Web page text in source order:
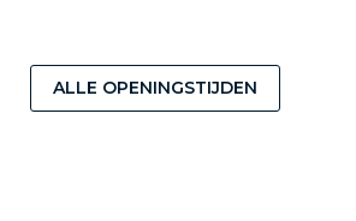
ALLE OPENINGSTIJDEN